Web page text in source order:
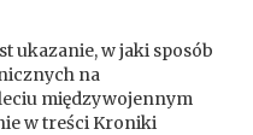
ukazanie, w jaki sposób
na
międzywojennym
w treści Kroniki